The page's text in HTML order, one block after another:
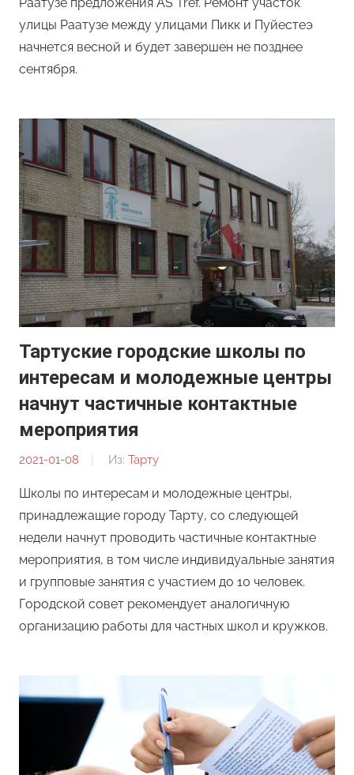
улицы Раатузе между улицами Пикк и Пуйестеэ
начнется весной и будет завершен не позднее
сентября.
Тартуские городские школы по
интересам и молодежные центры
начнут частичные контактные
мероприятия
2021-01-08
От:
Из: Тарту
Школы по интересам и молодежные центры,
принадлежащие городу Тарту, со следующей
недели начнут проводить частичные контактные
мероприятия, в том числе индивидуальные занятия
и групповые занятия с участием до 10 человек.
Городской совет рекомендует аналогичную
организацию работы для частных школ и кружков.